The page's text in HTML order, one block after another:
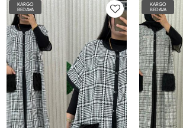
KARGO
BEDAVA
KARGO
BEDAVA